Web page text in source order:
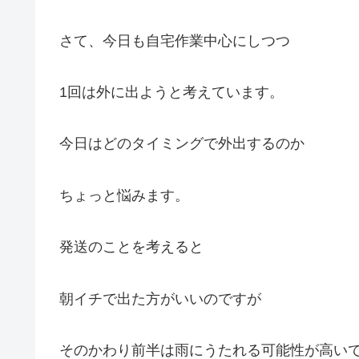
さて、今日も自宅作業中心にしつつ
1回は外に出ようと考えています。
今日はどのタイミングで外出するのか
ちょっと悩みます。
発送のことを考えると
朝イチで出た方がいいのですが
そのかわり前半は雨にうたれる可能性が高い